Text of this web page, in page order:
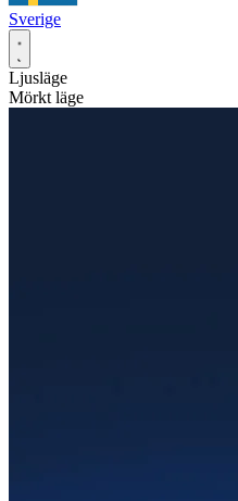
Sverige
Ljusläge
Mörkt läge